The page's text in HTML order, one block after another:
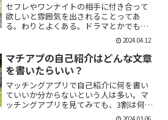
セフレやワンナイトの相手に付き合って
欲しいと雰囲気を出されることってあ
る。わりとよくある。ドラマとかでも、
「1回やっただけで恋人面するな。」みた
いなのがあるけど、現実でもよくある。
そんな時に、相手を気付つけずいかに波
風立てずに振るか。遊び人...
2024.04.12
マチアプの自己紹介はどんな文章
を書いたらいい？
マッチングアプリで自己紹介に何を書い
ていいか分からないという人は多い。マ
ッチングアプリを見てみても、3割は何も
書いていない人がいる。なかには、何を